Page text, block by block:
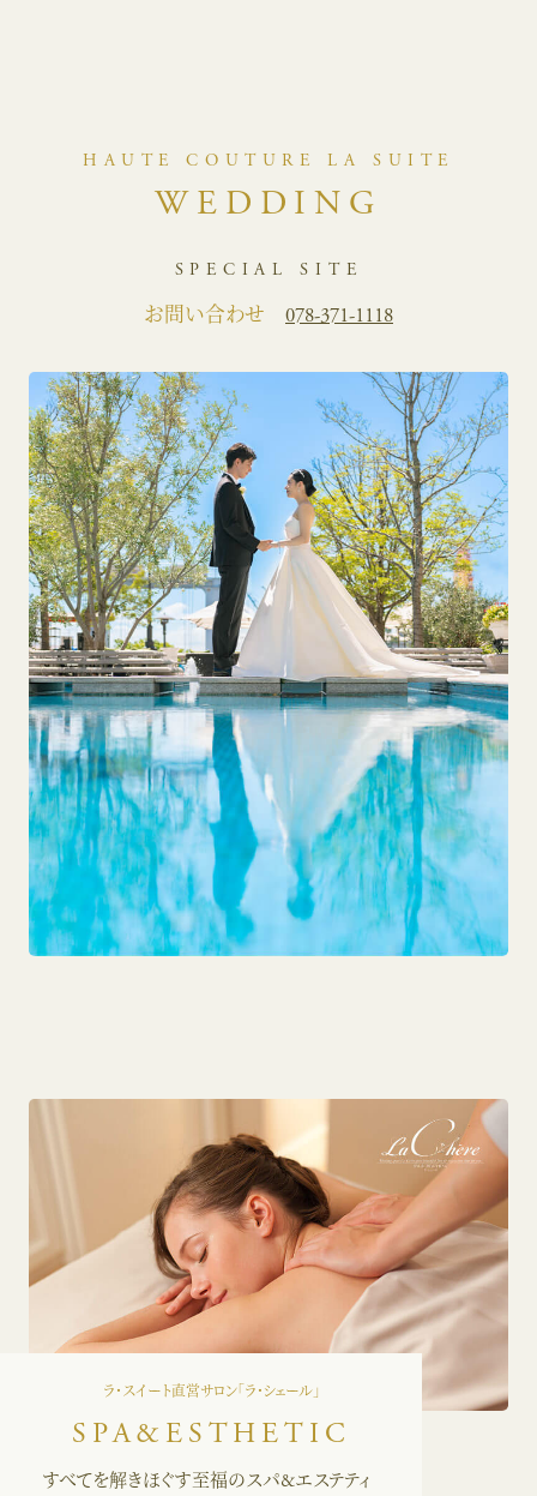
HAUTE COUTURE LA SUITE
WEDDING
SPECIAL SITE
お問い合わせ 078-371-1118
ラ・スイート直営サロン「ラ・シェール」
SPA&ESTHETIC
すべてを解きほぐす至福のスパ&エステティ